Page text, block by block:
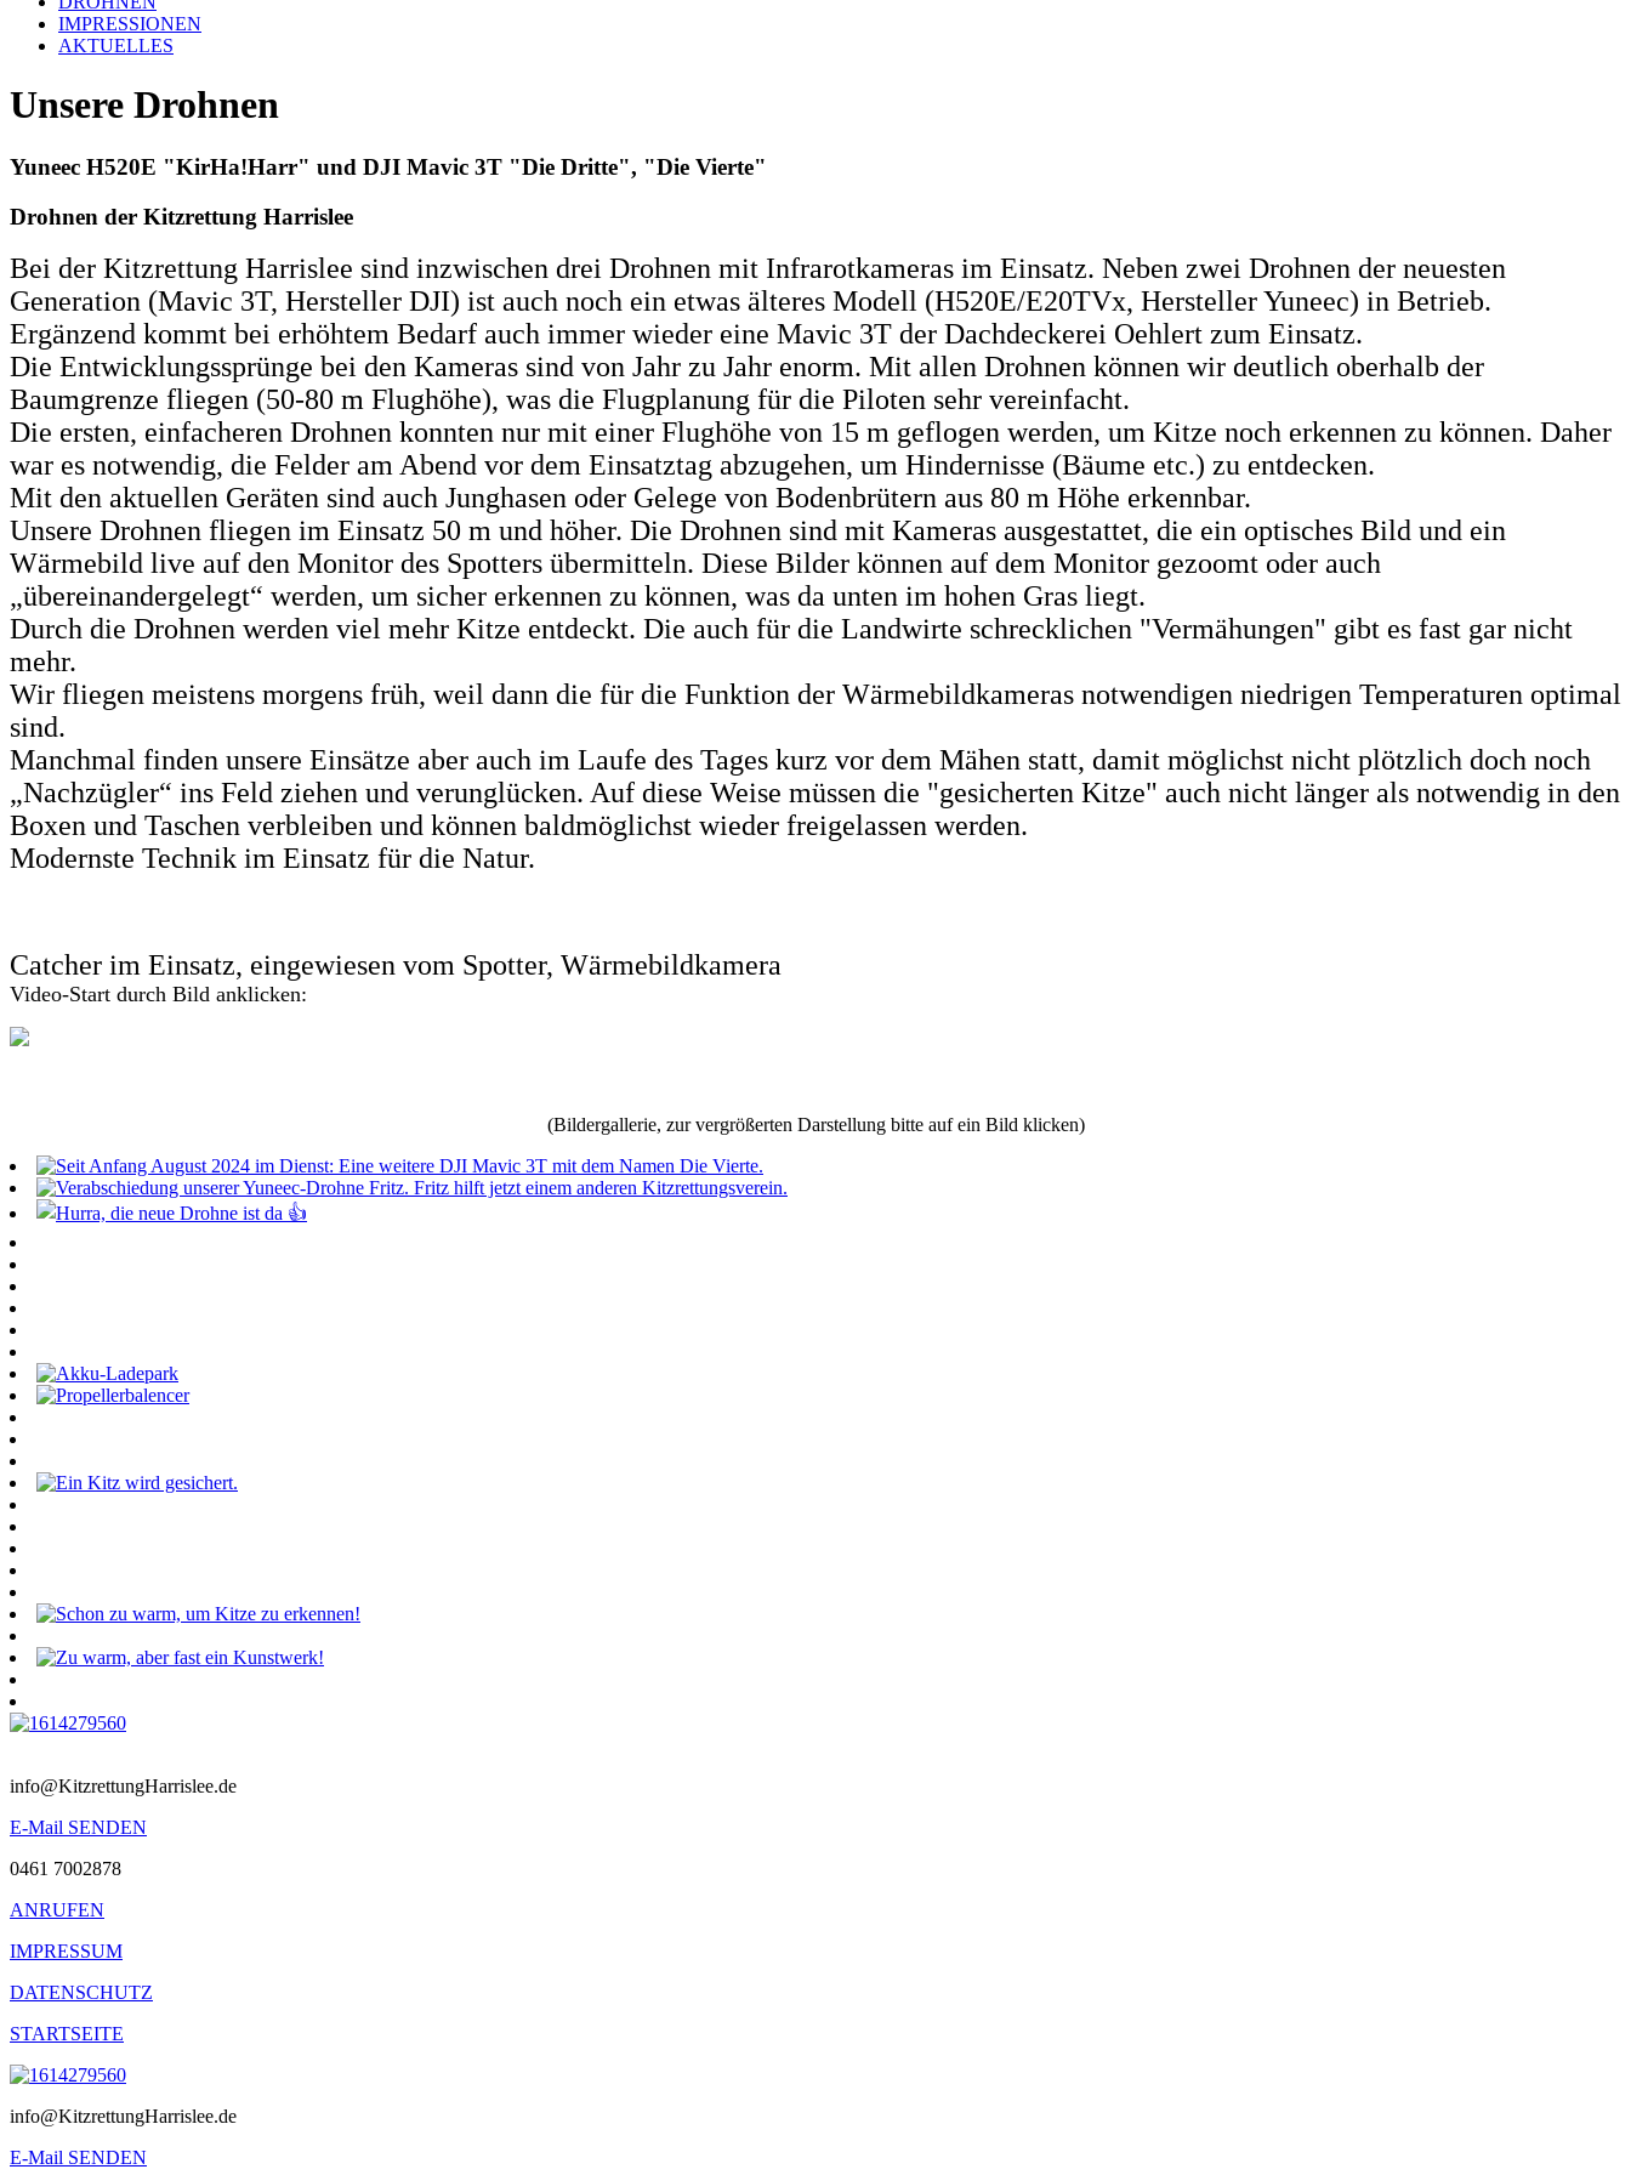
IMPRESSIONEN
AKTUELLES
Unsere Drohnen
Yuneec H520E "KirHa!Harr" und DJI Mavic 3T "Die Dritte", "Die Vierte"
Drohnen der Kitzrettung Harrislee
Bei der Kitzrettung Harrislee sind inzwischen drei Drohnen mit Infrarotkameras im Einsatz. Neben zwei Drohnen der neuesten
Generation (Mavic 3T, Hersteller DJI) ist auch noch ein etwas älteres Modell (H520E/E20TVx, Hersteller Yuneec) in Betrieb.
Ergänzend kommt bei erhöhtem Bedarf auch immer wieder eine Mavic 3T der Dachdeckerei Oehlert zum Einsatz.
Die Entwicklungssprünge bei den Kameras sind von Jahr zu Jahr enorm. Mit allen Drohnen können wir deutlich oberhalb der
Baumgrenze fliegen (50-80 m Flughöhe), was die Flugplanung für die Piloten sehr vereinfacht.
Die ersten, einfacheren Drohnen konnten nur mit einer Flughöhe von 15 m geflogen werden, um Kitze noch erkennen zu können. Daher
war es notwendig, die Felder am Abend vor dem Einsatztag abzugehen, um Hindernisse (Bäume etc.) zu entdecken.
Mit den aktuellen Geräten sind auch Junghasen oder Gelege von Bodenbrütern aus 80 m Höhe erkennbar.
Unsere Drohnen fliegen im Einsatz 50 m und höher. Die Drohnen sind mit Kameras ausgestattet, die ein optisches Bild und ein
Wärmebild live auf den Monitor des Spotters übermitteln. Diese Bilder können auf dem Monitor gezoomt oder auch
„übereinandergelegt“ werden, um sicher erkennen zu können, was da unten im hohen Gras liegt.
Durch die Drohnen werden viel mehr Kitze entdeckt. Die auch für die Landwirte schrecklichen "Vermähungen" gibt es fast gar nicht
mehr.
Wir fliegen meistens morgens früh, weil dann die für die Funktion der Wärmebildkameras notwendigen niedrigen Temperaturen optimal
sind.
Manchmal finden unsere Einsätze aber auch im Laufe des Tages kurz vor dem Mähen statt, damit möglichst nicht plötzlich doch noch
„Nachzügler“ ins Feld ziehen und verunglücken. Auf diese Weise müssen die "gesicherten Kitze" auch nicht länger als notwendig in den
Boxen und Taschen verbleiben und können baldmöglichst wieder freigelassen werden.
Modernste Technik im Einsatz für die Natur.
Catcher im Einsatz, eingewiesen vom Spotter, Wärmebildkamera
Video-Start durch Bild anklicken:
(Bildergallerie, zur vergrößerten Darstellung bitte auf ein Bild klicken)
info@KitzrettungHarrislee.de
E-Mail SENDEN
0461 7002878
ANRUFEN
IMPRESSUM
DATENSCHUTZ
STARTSEITE
info@KitzrettungHarrislee.de
E-Mail SENDEN